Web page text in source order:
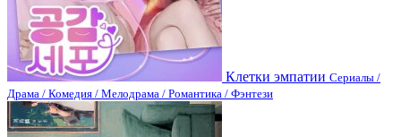
Клетки эмпатии Сериалы /
Драма / Комедия / Мелодрама / Романтика / Фэнтези